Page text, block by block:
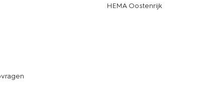
HEMA Oostenrijk